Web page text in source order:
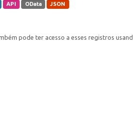
API OData JSON
pode ter acesso a esses registros